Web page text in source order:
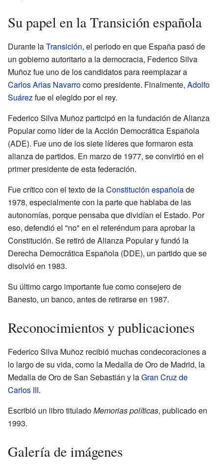
Su papel en la Transición española
Durante laTransición, el periodo en que España pasó de
un gobierno autoritario a la democracia, Federico Silva
Muñoz fue uno de los candidatos para reemplazar a
Carlos Arias Navarrocomo presidente. Finalmente, Adolfo
Suárezfue el elegido por el rey.
Federico Silva Muñoz participó en la fundación de Alianza
Popular como líder de la Acción Democrática Española
(ADE). Fue uno de los siete líderes que formaron esta
alianza de partidos. En marzo de 1977, se convirtió en el
primer presidente de esta federación.
Fue crítico con el texto de laConstitución españolade
1978, especialmente con la parte que hablaba de las
autonomías, porque pensaba que dividían el Estado. Por
eso, defendió el "no" en el referéndum para aprobar la
Constitución. Se retiró de Alianza Popular y fundó la
Derecha Democrática Española (DDE), un partido que se
disolvió en 1983.
Su último cargo importante fue como consejero de
Banesto, un banco, antes de retirarse en 1987.
Reconocimientos y publicaciones
Federico Silva Muñoz recibió muchas condecoraciones a
lo largo de su vida, como la Medalla de Oro de Madrid, la
Medalla de Oro de San Sebastián y laGran Cruz de
Carlos III.
Escribió un libro tituladoMemorias políticas, publicado en
1993.
Galería de imágenes